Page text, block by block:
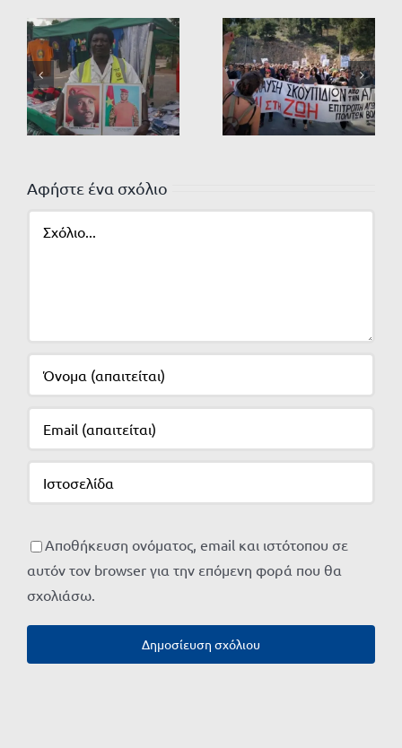
Αφήστε ένα σχόλιο
Αποθήκευση ονόματος, email και ιστότοπου σε
αυτόν τον browser για την επόμενη φορά που θα
σχολιάσω.